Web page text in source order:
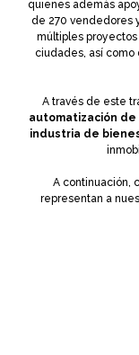
quienes además
de 270 vendedores
múltiples
ciudades, así
A través de este
automatización
industria de
A continuación,
representan a